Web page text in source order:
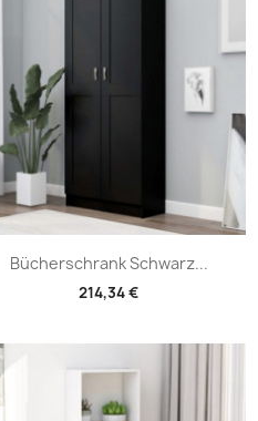
Bücherschrank Schwarz...
214,34 €
Vorschau